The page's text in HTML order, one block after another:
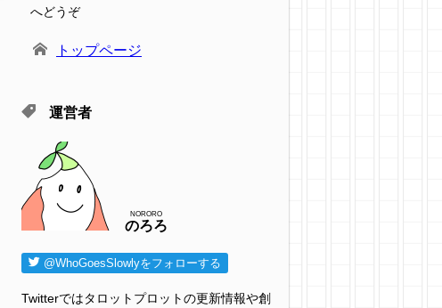
へどうぞ
トップページ
運営者
のろろ
NORORO
@WhoGoesSlowlyをフォローする
Twitterではタロットプロットの更新情報や創